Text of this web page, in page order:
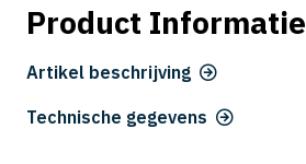
Product Informatie
Artikel beschrijving
Technische gegevens